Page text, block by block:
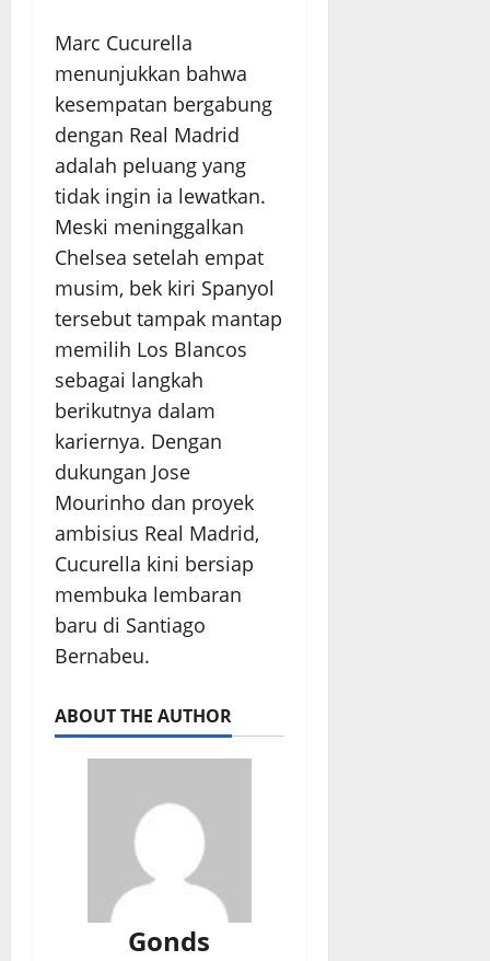
Marc Cucurella
menunjukkan bahwa
kesempatan bergabung
dengan Real Madrid
adalah peluang yang
tidak ingin ia lewatkan.
Meski meninggalkan
Chelsea setelah empat
musim, bek kiri Spanyol
tersebut tampak mantap
memilih Los Blancos
sebagai langkah
berikutnya dalam
kariernya. Dengan
dukungan Jose
Mourinho dan proyek
ambisius Real Madrid,
Cucurella kini bersiap
membuka lembaran
baru di Santiago
Bernabeu.
ABOUT THE AUTHOR
Gonds